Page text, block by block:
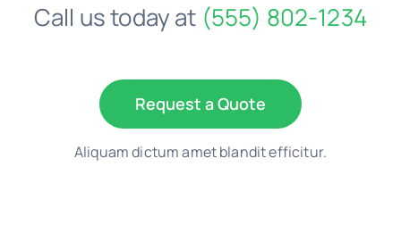
Call us today at (555) 802-1234
Request a Quote
Aliquam dictum amet blandit efficitur.